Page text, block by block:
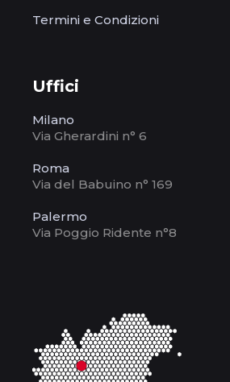
Termini e Condizioni
Uffici
Milano
Via Gherardini n° 6
Roma
Via del Babuino n° 169
Palermo
Via Poggio Ridente n°8